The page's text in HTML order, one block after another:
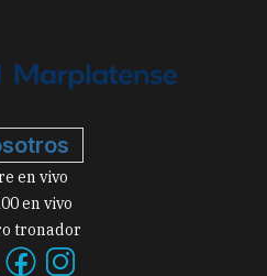
en vivo
en vivo
tronador